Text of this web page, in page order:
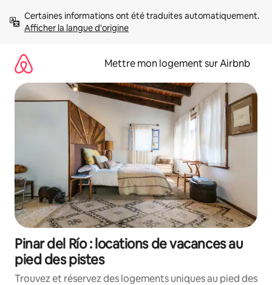
directement
Afficher la langue d'origine
Mettre mon logement sur Airbnb
Pinar del Río : locations de vacances au
pied des pistes
Trouvez et réservez des logements uniques au pied des